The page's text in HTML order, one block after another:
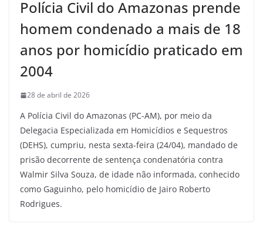
Polícia Civil do Amazonas prende
homem condenado a mais de 18
anos por homicídio praticado em
2004
28 de abril de 2026
A Polícia Civil do Amazonas (PC-AM), por meio da
Delegacia Especializada em Homicídios e Sequestros
(DEHS), cumpriu, nesta sexta-feira (24/04), mandado de
prisão decorrente de sentença condenatória contra
Walmir Silva Souza, de idade não informada, conhecido
como Gaguinho, pelo homicídio de Jairo Roberto
Rodrigues.